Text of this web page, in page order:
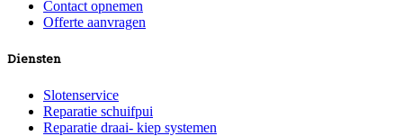
Contact opnemen
Offerte aanvragen
Diensten
Slotenservice
Reparatie schuifpui
Reparatie draai- kiep systemen